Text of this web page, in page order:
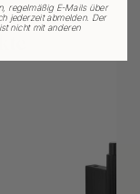
regelmäßig E-Mails über
jederzeit abmelden. Der
nicht mit anderen